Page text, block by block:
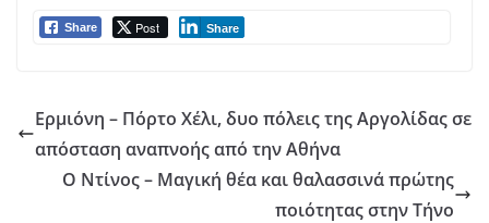
Share Post Share
Ερμιόνη – Πόρτο Χέλι, δυο πόλεις της Αργολίδας σε
απόσταση αναπνοής από την Αθήνα
Ο Ντίνος – Μαγική θέα και θαλασσινά πρώτης
ποιότητας στην Τήνο